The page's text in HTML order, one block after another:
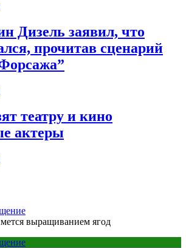
Дизель заявил, что
прочитав сценарий
театру и кино
актеры
выращиванием ягод